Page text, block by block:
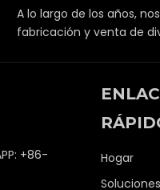
A lo largo de los años,
fabricación y venta de
+86-
Hogar
Soluciones